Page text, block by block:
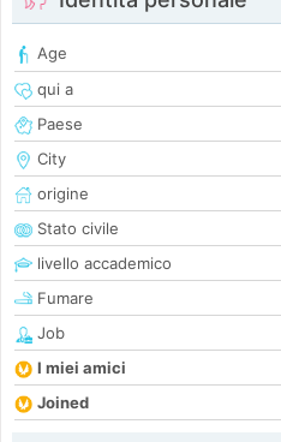
Age
qui a
Paese
City
origine
Stato civile
livello accademico
Fumare
Job
I miei amici
Joined